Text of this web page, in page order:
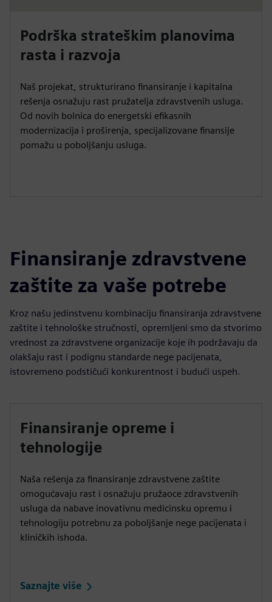
Podrška strateškim planovima
rasta i razvoja
Naš projekat, strukturirano finansiranje i kapitalna
rešenja osnažuju rast pružatelja zdravstvenih usluga.
Od novih bolnica do energetski efikasnih
modernizacija i proširenja, specijalizovane finansije
pomažu u poboljšanju usluga.
Finansiranje zdravstvene
zaštite za vaše potrebe
Kroz našu jedinstvenu kombinaciju finansiranja zdravstvene
zaštite i tehnološke stručnosti, opremljeni smo da stvorimo
vrednost za zdravstvene organizacije koje ih podržavaju da
olakšaju rast i podignu standarde nege pacijenata,
istovremeno podstičući konkurentnost i budući uspeh.
Finansiranje opreme i
tehnologije
Naša rešenja za finansiranje zdravstvene zaštite
omogućavaju rast i osnažuju pružaoce zdravstvenih
usluga da nabave inovativnu medicinsku opremu i
tehnologiju potrebnu za poboljšanje nege pacijenata i
kliničkih ishoda.
Saznajte više